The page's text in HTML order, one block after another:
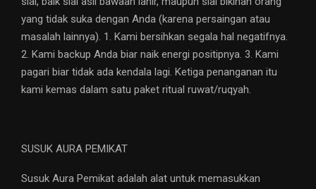
yang tidak suka dengan Anda (karena persaingan atau
masalah lainnya). 1. Kami bersihkan segala hal negatifnya.
2. Kami backup Anda biar naik energi positipnya. 3. Kami
pagari biar tidak ada kendala lagi. Ketiga penanganan itu
kami kemas dalam satu paket ritual ruwat/ruqyah.
SUSUK AURA PEMIKAT
Susuk Aura Pemikat adalah alat untuk memasukkan